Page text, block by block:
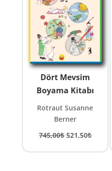
Dört Mevsim
Boyama Kitabı
Rotraut Susanne
Berner
745,00₺ Orijinal
521,50₺Şu
andaki